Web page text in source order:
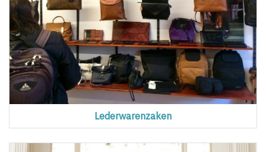
Lederwarenzaken